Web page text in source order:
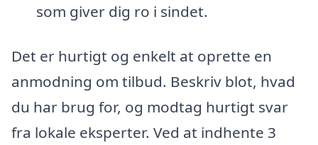
som giver dig ro i sindet.
Det er hurtigt og enkelt at oprette en
anmodning om tilbud. Beskriv blot, hvad
du har brug for, og modtag hurtigt svar
fra lokale eksperter. Ved at indhente 3